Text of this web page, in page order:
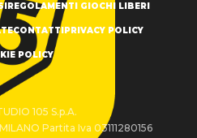
REGOLAMENTI GIOCHI LIBERI
CONTATTI PRIVACY POLICY
POLICY
105 S.p.A.
Partita Iva 03111280156